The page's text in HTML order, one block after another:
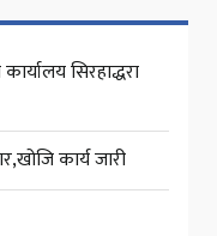
सिरहाद्धरा
कार्य जारी